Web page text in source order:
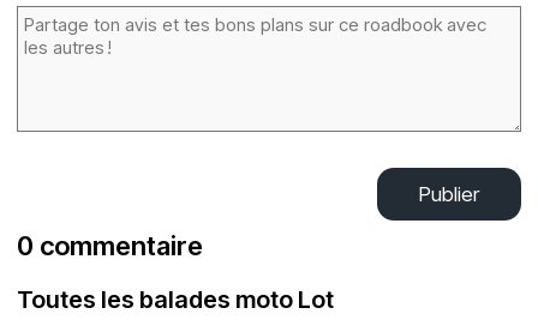
Publier
0 commentaire
Toutes les balades moto Lot